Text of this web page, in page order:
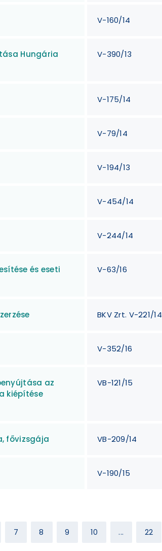
V-160/14
Hungária
V-390/13
V-175/14
V-79/14
V-194/13
V-454/14
V-244/14
és eseti
V-63/16
BKV Zrt. V-221/14
V-352/16
az
kiépítése
VB-121/15
fővizsgája VB-209/14
V-190/15
7 8 9 10 ... 22